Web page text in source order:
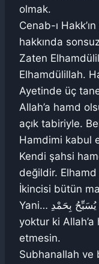
olmak.
Cenab-ı
hakkında
Zaten
Elhamdülillah.
Ayetinde üç
Allah’a hamd
açık tabiriyle.
Hamdimi kabul
Kendi şahsi
değildir.
İkincisi bütün
Yani… وَإِمْ مِنْ شَيْءٍ إِلَّا يُسَبِّحُ بِحَمْدِ Hiçbir şey
yoktur ki
etmesin.
Subhanallah ve